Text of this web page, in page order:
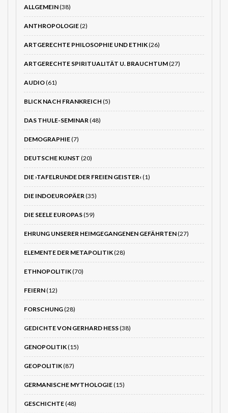
ALLGEMEIN(38)
ANTHROPOLOGIE(2)
ARTGERECHTE PHILOSOPHIE UND ETHIK(26)
ARTGERECHTE SPIRITUALITÄT U. BRAUCHTUM(27)
AUDIO(61)
BLICK NACH FRANKREICH (5)
DAS THULE-SEMINAR (48)
DEMOGRAPHIE(7)
DEUTSCHE KUNST (20)
DIE ›TAFELRUNDE DER FREIEN GEISTER‹(1)
DIE INDOEUROPÄER (35)
DIE SEELE EUROPAS(59)
EHRUNG UNSERER HEIMGEGANGENEN GEFÄHRTEN(27)
ELEMENTE DER METAPOLITIK(28)
ETHNOPOLITIK(70)
FEIERN(12)
FORSCHUNG(28)
GEDICHTE VON GERHARD HESS(38)
GENOPOLITIK(15)
GEOPOLITIK(87)
GERMANISCHE MYTHOLOGIE(15)
GESCHICHTE(48)